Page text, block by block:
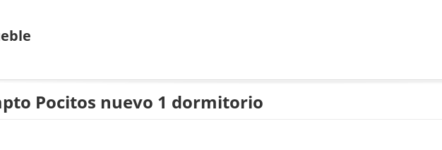
Pocitos nuevo 1 dormitorio